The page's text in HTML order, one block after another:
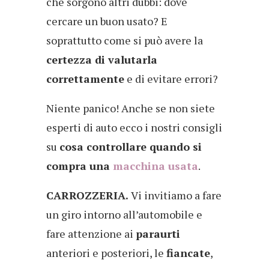
cercare un buon usato? E
soprattutto come si può avere la
certezza di valutarla
correttamente e di evitare errori?
Niente panico! Anche se non siete
esperti di auto ecco i nostri consigli
su cosa controllare quando si
compra una macchina usata.
CARROZZERIA. Vi invitiamo a fare
un giro intorno all’automobile e
fare attenzione ai paraurti
anteriori e posteriori, le fiancate,